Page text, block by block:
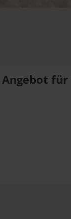
für